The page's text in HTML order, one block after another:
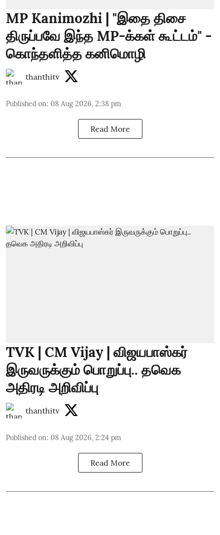
MP Kanimozhi | "இதை திசை
திருப்பவே இந்த MP-க்கள் கூட்டம்" -
கொந்தளித்த கனிமொழி
thanthitv
Published on: 08 Aug 2026, 2:38 pm
Read More
TVK | CM Vijay | விஜயபாஸ்கர்
இருவருக்கும் பொறுப்பு.. தவெக
அதிரடி அறிவிப்பு
thanthitv
Published on: 08 Aug 2026, 2:24 pm
Read More